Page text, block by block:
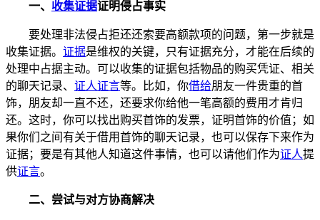
一、 收集证据证明侵占事实
要处理非法侵占拒还还索要高额款项的问题，第一步就是
收集证据。 证据是维权的关键，只有证据充分，才能在后续的
处理中占据主动。可以收集的证据包括物品的购买凭证、相关
的聊天记录、 证人证言等。比如，你借给朋友一件贵重的首
饰，朋友却一直不还，还要求你给他一笔高额的费用才肯归
还。这时，你可以找出购买首饰的发票，证明首饰的价值；如
果你们之间有关于借用首饰的聊天记录，也可以保存下来作为
证据；要是有其他人知道这件事情，也可以请他们作为证人提
供证言。
二、尝试与对方协商解决